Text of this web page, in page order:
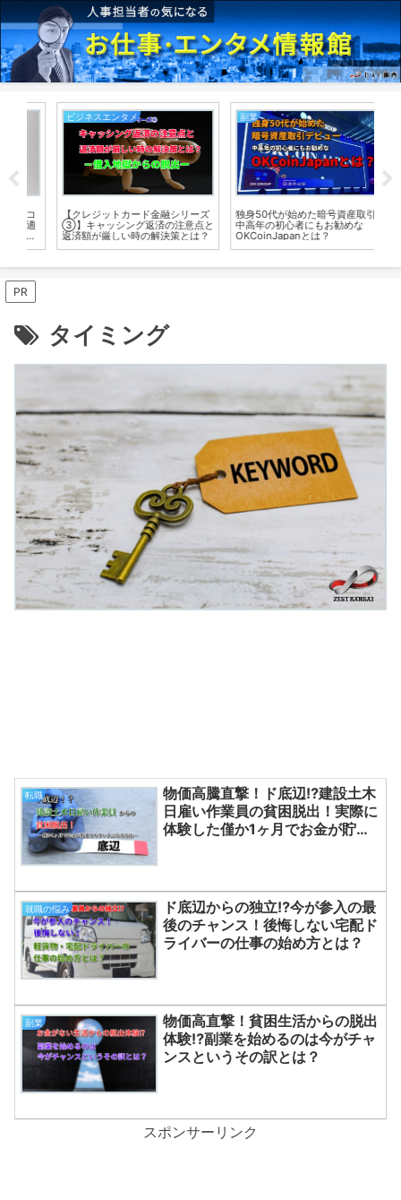
ビジネスエンタメ
【クレジットカード金融シリーズ
③】キャッシング返済の注意点と
返済額が厳しい時の解決策とは？
独身50代が始めた暗号資産取引！
中高年の初心者にもお勧めな
OKCoinJapanとは？
PR
タイミング
転職
物価高騰直撃！ド底辺⁉建設土木
日雇い作業員の貧困脱出！実際に
体験した僅か1ヶ月でお金が貯ま
就職の悩み
ド底辺からの独立⁉今が参入の最
後のチャンス！後悔しない宅配ド
ライバーの仕事の始め方とは？
副業
物価高直撃！貧困生活からの脱出
体験⁉副業を始めるのは今がチャ
ンスというその訳とは？
スポンサーリンク